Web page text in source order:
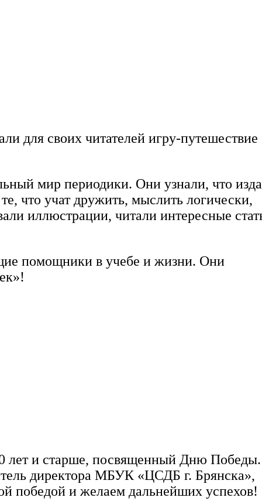
для своих читателей игру-путешествие
мир периодики. Они узнали, что
что учат дружить, мыслить логически,
иллюстрации, читали интересные
помощники в учебе и жизни. Они
лет и старше, посвященный Дню Победы.
директора МБУК «ЦСДБ г. Брянска»,
победой и желаем дальнейших успехов!